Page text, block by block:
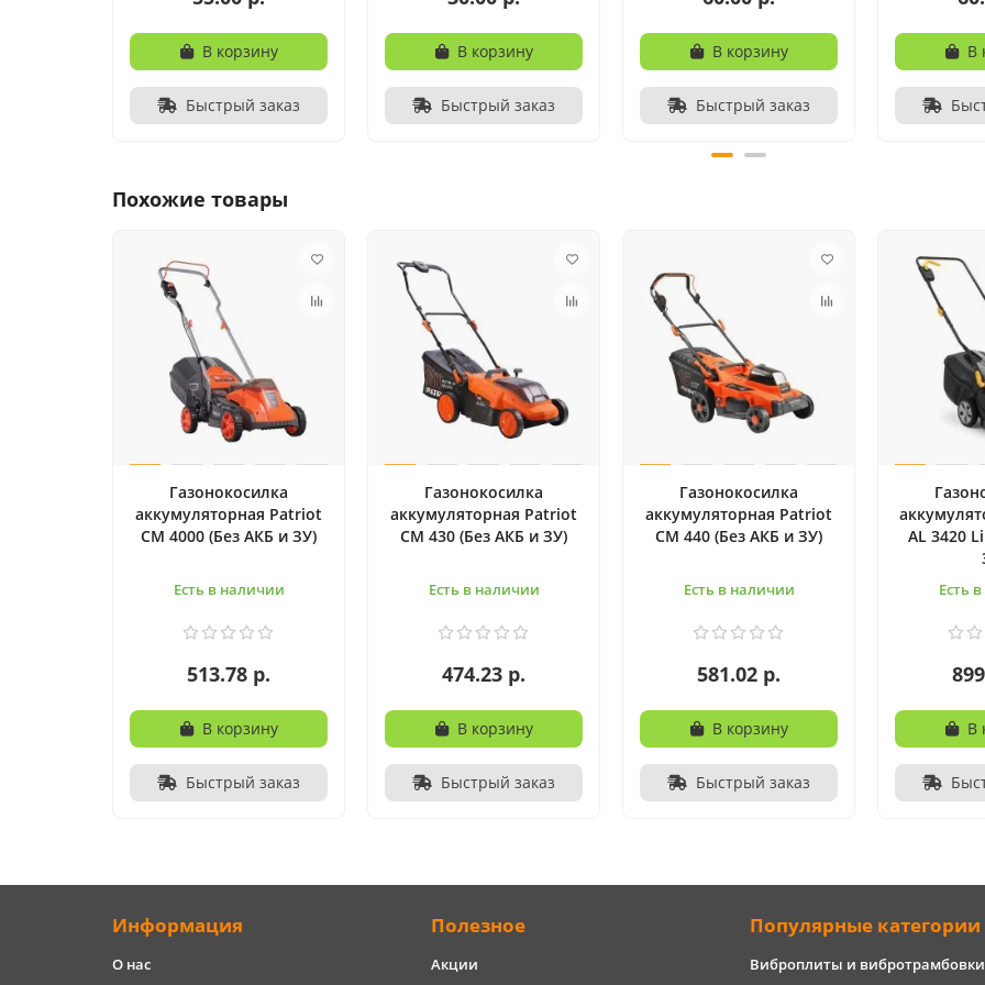
В корзину
Быстрый заказ
В корзину
Быстрый заказ
В корзину
Быстрый заказ
В
Похожие товары
Газонокосилка
аккумуляторная Patriot
CM 4000 (Без АКБ и ЗУ)
Есть в наличии
513.78 р.
В корзину
Быстрый заказ
Газонокосилка
аккумуляторная Patriot
CM 430 (Без АКБ и ЗУ)
Есть в наличии
474.23 р.
В корзину
Быстрый заказ
Газонокосилка
аккумуляторная Patriot
CM 440 (Без АКБ и ЗУ)
Есть в наличии
581.02 р.
В корзину
Быстрый заказ
AL 3420
Есть
В
Информация
О нас
Полезное
Акции
Популярные категории
Виброплиты и вибротрамбовки